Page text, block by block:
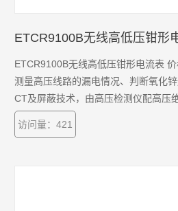
ETCR9100B无线高低压钳形
ETCR9100B无线高低压钳形电流表
测量高压线路的漏电情况、判断氧化
CT及屏蔽技术，由高压检测仪配高压
器，能直线30米内接收被测数据。
访问量：421